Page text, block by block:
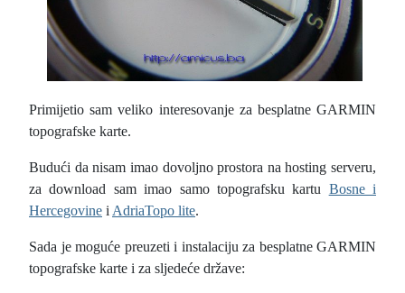
Primijetio sam veliko interesovanje za besplatne GARMIN
topografske karte.
Budući da nisam imao dovoljno prostora na hosting serveru,
za download sam imao samo topografsku kartu Bosne i
Hercegovine iAdriaTopo lite.
Sada je moguće preuzeti i instalaciju za besplatne GARMIN
topografske karte i za sljedeće države: